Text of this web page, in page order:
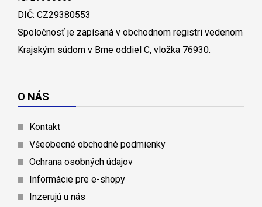
DIČ: CZ29380553
Spoločnosť je zapísaná v obchodnom registri vedenom
Krajským súdom v Brne oddiel C, vložka 76930.
O NÁS
Kontakt
Všeobecné obchodné podmienky
Ochrana osobných údajov
Informácie pre e-shopy
Inzerujú u nás